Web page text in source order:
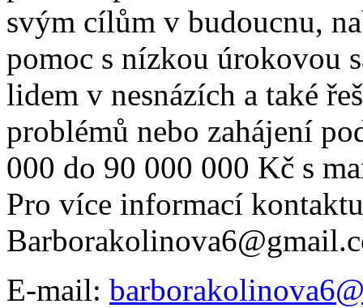
svým cílům v budoucnu,
pomoc s nízkou úrokovou
lidem v nesnázích a také
problémů nebo zahájení
000 do 90 000 000 Kč s
Pro více informací
E-mail: